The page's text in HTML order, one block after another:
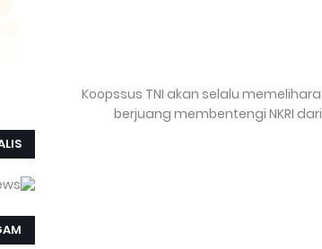
“Koopssus TNI akan selalu
berjuang membentengi NKRI